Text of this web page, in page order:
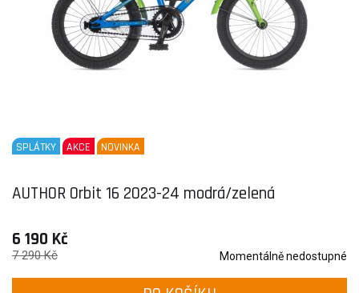
SPLÁTKY AKCE NOVINKA
AUTHOR Orbit 16 2023-24 modrá/zelená
6 190 Kč
Momentálně nedostupné
7 290 Kč